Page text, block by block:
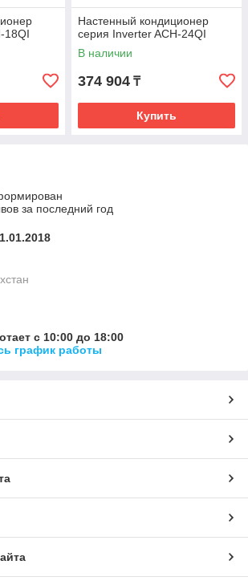
18QI
Настенный кондиционер
серия Inverter ACH-24QI
В наличии
374 904 ₸
Купить
за последний год
с 10:00 до 18:00
график работы